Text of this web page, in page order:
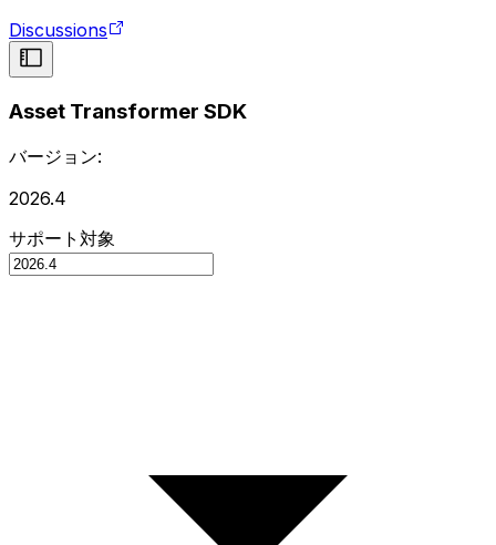
Discussions
Asset Transformer SDK
バージョン:
2026.4
サポート対象